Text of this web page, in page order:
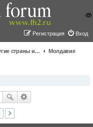
Вход
Регистрация
Другие страны и вопросы Шенгена
Молдавия